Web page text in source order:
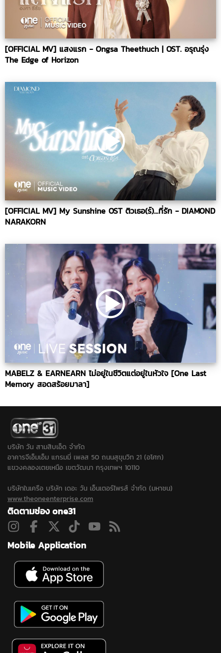
[OFFICIAL MV] แสงแรก - Ongsa Theethuch | OST. อรุณรุ่ง
The Edge of Horizon
[OFFICIAL MV] My Sunshine OST ติวเธอ(ร์)...ที่รัก - DIAMOND
NARAKORN
MABELZ & EARNEARN ไม่อยู่ในชีวิตแต่อยู่ในหัวใจ [One Last
Memory สอดสร้อยมาลา]
บริษัท วัน สามสิบเอ็ด จำกัด
อาคารจีเอ็มเอ็ม แกรมมี่ เพลส 50 ถนนสุขุมวิท 21 (อโศก)
แขวงคลองเตยเหนือ เขตวัฒนา กรุงเทพฯ 10110
บริษัทในเครือ บริษัท เดอะ วัน เอ็นเตอร์ไพรส์ จำกัด (มหาชน)
www.theoneenterprise.com
ติดตามช่อง one31
Mobile Application